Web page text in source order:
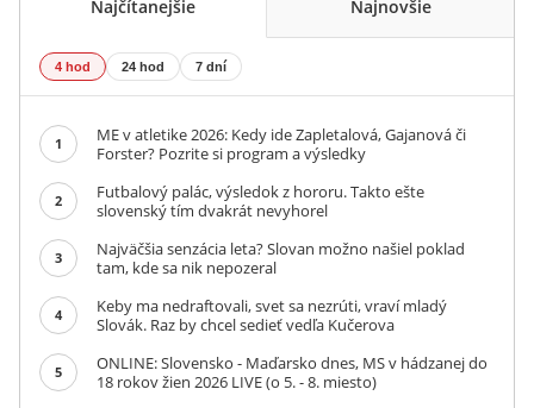
Najčítanejšie Najnovšie
4 hod 24 hod 7 dní
1
ME v atletike 2026: Kedy ide Zapletalová, Gajanová či
Forster? Pozrite si program a výsledky
2
Futbalový palác, výsledok z hororu. Takto ešte
slovenský tím dvakrát nevyhorel
3
Najväčšia senzácia leta? Slovan možno našiel poklad
tam, kde sa nik nepozeral
4
Keby ma nedraftovali, svet sa nezrúti, vraví mladý
Slovák. Raz by chcel sedieť vedľa Kučerova
5
ONLINE: Slovensko - Maďarsko dnes, MS v hádzanej do
18 rokov žien 2026 LIVE (o 5. - 8. miesto)